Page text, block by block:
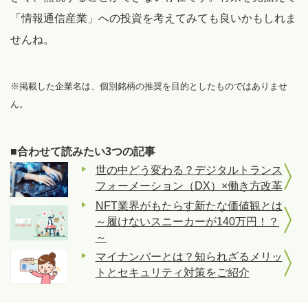
「情報通信産業」への投資を考えてみても良いかもしれま
せんね。
※掲載した企業名は、個別銘柄の推奨を目的としたものではありませ
ん。
■合わせて読みたい3つの記事
世の中どう変わる？デジタルトランス
フォーメーション（DX）×働き方改革
NFT業界がもたらす新たな価値観とは
～履けないスニーカーが140万円！？
～
マイナンバーとは？知られざるメリッ
トとセキュリティ対策をご紹介